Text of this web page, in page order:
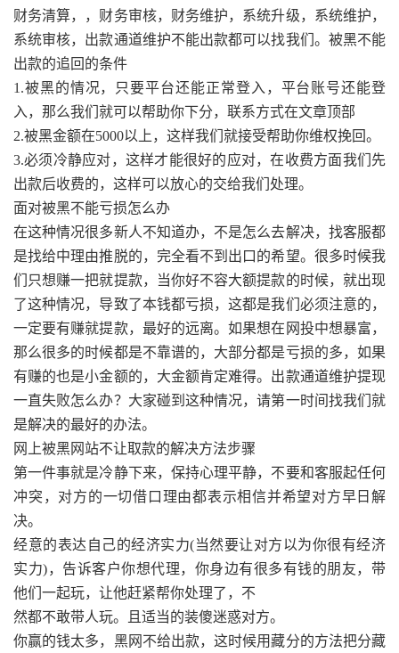
财务清算，，财务审核，财务维护，系统升级，系统维护，
系统审核，出款通道维护不能出款都可以找我们。被黑不能
出款的追回的条件
1.被黑的情况，只要平台还能正常登入，平台账号还能登
入，那么我们就可以帮助你下分，联系方式在文章顶部
2.被黑金额在5000以上，这样我们就接受帮助你维权挽回。
3.必须冷静应对，这样才能很好的应对，在收费方面我们先
出款后收费的，这样可以放心的交给我们处理。
面对被黑不能亏损怎么办
在这种情况很多新人不知道办，不是怎么去解决，找客服都
是找给中理由推脱的，完全看不到出口的希望。很多时候我
们只想赚一把就提款，当你好不容大额提款的时候，就出现
了这种情况，导致了本钱都亏损，这都是我们必须注意的，
一定要有赚就提款，最好的远离。如果想在网投中想暴富，
那么很多的时候都是不靠谱的，大部分都是亏损的多，如果
有赚的也是小金额的，大金额肯定难得。出款通道维护提现
一直失败怎么办？大家碰到这种情况，请第一时间找我们就
是解决的最好的办法。
网上被黑网站不让取款的解决方法步骤
第一件事就是冷静下来，保持心理平静，不要和客服起任何
冲突，对方的一切借口理由都表示相信并希望对方早日解
决。
经意的表达自己的经济实力(当然要让对方以为你很有经济
实力)，告诉客户你想代理，你身边有很多有钱的朋友，带
他们一起玩，让他赶紧帮你处理了，不
然都不敢带人玩。且适当的装傻迷惑对方。
你赢的钱太多，黑网不给出款，这时候用藏分的方法把分藏